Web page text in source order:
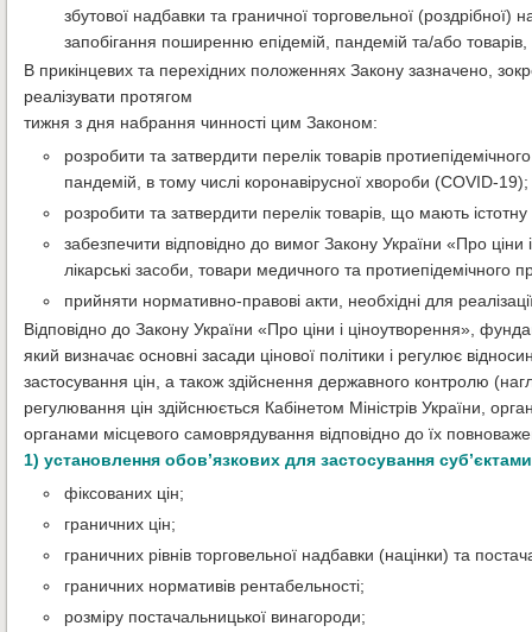
збутової надбавки та граничної торговельної
запобігання поширенню епідемій, пандемій та/або
В прикінцевих та перехідних положеннях Закону зазначено,
реалізувати протягом
тижня з дня набрання чинності цим Законом:
розробити та затвердити перелік товарів
пандемій, в тому числі коронавірусної хвороби (COVID-19);
розробити та затвердити перелік товарів, що мають істотну
забезпечити відповідно до вимог Закону України «Про
лікарські засоби, товари медичного та
прийняти нормативно-правові акти, необхідні для
Відповідно до Закону України «Про ціни і ціноутворення»,
який визначає основні засади цінової політики і регулює
застосування цін, а також здійснення державного контролю
регулювання цін здійснюється Кабінетом Міністрів України,
органами місцевого самоврядування відповідно до їх
1) установлення обов’язкових для застосування
фіксованих цін;
граничних цін;
граничних рівнів торговельної надбавки (націнки) та
граничних нормативів рентабельності;
розміру постачальницької винагороди;